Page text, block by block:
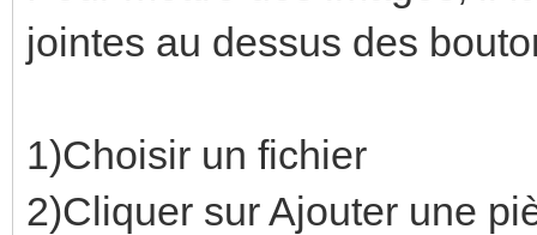
jointes au dessus des
1)Choisir un fichier
2)Cliquer sur Ajouter une